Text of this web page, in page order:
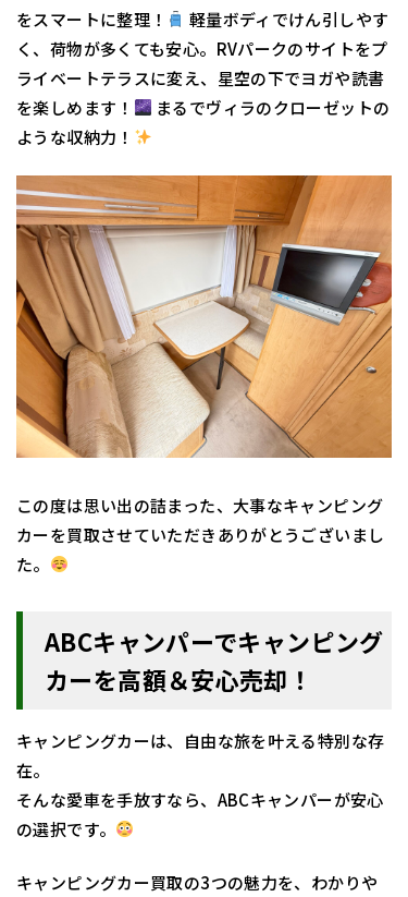
をスマートに整理！
軽量ボディでけん引しやす
く、荷物が多くても安心。RVパークのサイトをプ
ライベートテラスに変え、星空の下でヨガや読書
を楽しめます！
まるでヴィラのクローゼットの
ような収納力！
この度は思い出の詰まった、大事なキャンピング
カーを買取させていただきありがとうございまし
た。
ABCキャンパーでキャンピング
カーを高額＆安心売却！
キャンピングカーは、自由な旅を叶える特別な存
在。
そんな愛車を手放すなら、ABCキャンパーが安心
の選択です。
キャンピングカー買取の3つの魅力を、わかりや